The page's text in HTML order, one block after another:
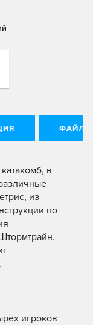
ФАЙЛЫ
в
из
по
игроков